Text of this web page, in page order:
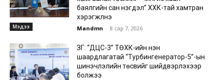
Мэдээ
баялгийн сан нэгдэл” ХХК-тай хамтран
хэрэгжүүлнэ
Mandmn - 8 сар 7, 2026
ЗГ: “ДЦС-3” ТӨХК-ийн нэн
шаардлагатай “Турбингенератор-5”-ын
шинэчлэлийн төсвийг шийдвэрлэхээр
болжээ